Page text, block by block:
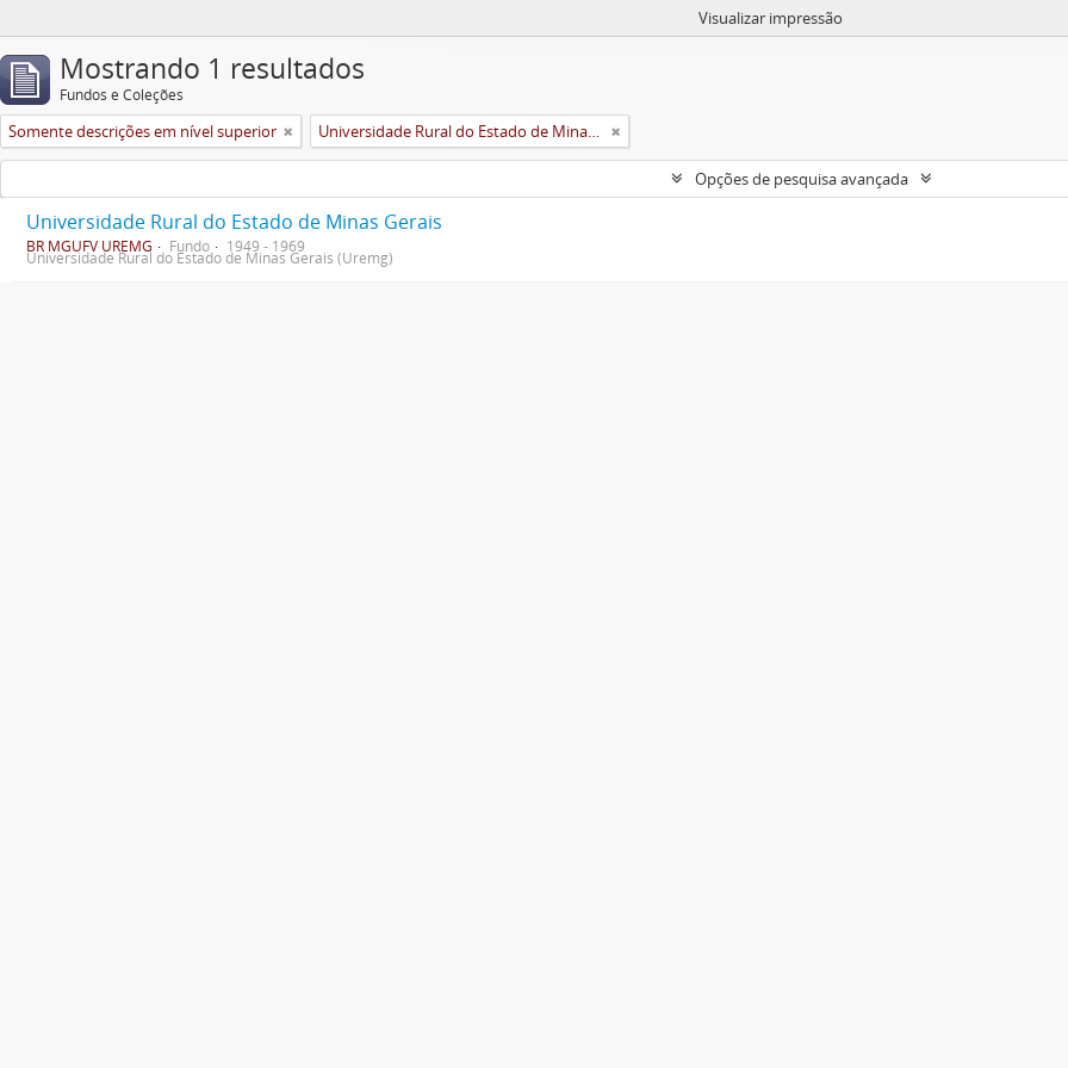
Visualizar impressão
Mostrando 1 resultados
Fundos e Coleções
Somente descrições em nível superior Universidade Rural do Estado de Minas Gerais (Uremg)
Opções de pesquisa avançada
Universidade Rural do Estado de Minas Gerais
BR MGUFV UREMG Fundo 1949 - 1969
Universidade Rural do Estado de Minas Gerais (Uremg)